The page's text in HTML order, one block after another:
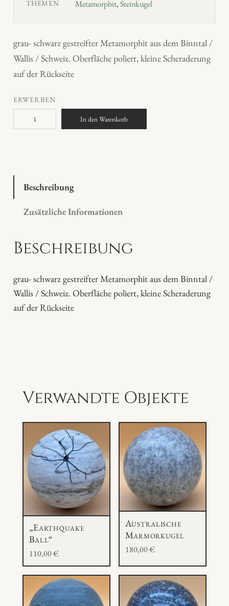
THEMEN Metamorphit,Steinkugel
grau- schwarz gestreifter Metamorphit aus dem Binntal /
Wallis / Schweiz. Oberfläche poliert, kleine Scheraderung
auf der Rückseite
ERWERBEN
t
n
u
l
t
In den Warenkorb
Beschreibung
Zusätzliche Informationen
Beschreibung
grau- schwarz gestreifter Metamorphit aus dem Binntal /
Wallis / Schweiz. Oberfläche poliert, kleine Scheraderung
auf der Rückseite
Verwandte Objekte
„Earthquake
Ball“
110,00€
Australische
Marmorkugel
180,00€